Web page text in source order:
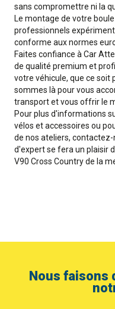
sans compromettre ni la
Le montage de votre
professionnels
conforme aux normes
Faites confiance à Car
de qualité premium et
votre véhicule, que ce soit
sommes là pour vous
transport et vous offrir le
Pour plus d'informations
vélos et accessoires ou
de nos ateliers,
d'expert se fera un plaisir
V90 Cross Country de la
Nous faisons